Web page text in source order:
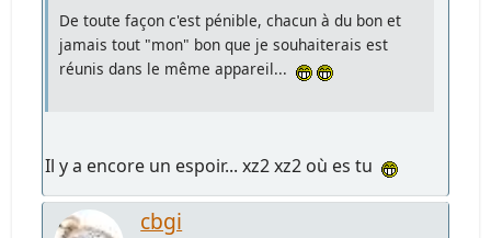
De toute façon c'est pénible, chacun à du bon et
jamais tout "mon" bon que je souhaiterais est
réunis dans le même appareil...
Il y a encore un espoir... xz2 xz2 où es tu
cbgi